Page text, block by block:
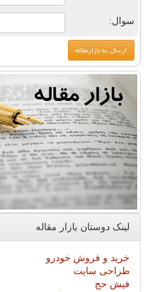
سوال:
لینک دوستان بازار مقاله
خرید و فروش خودرو
طراحی سایت
فیش حج